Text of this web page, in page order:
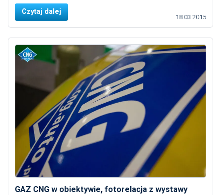
Czytaj dalej
18.03.2015
GAZ CNG w obiektywie, fotorelacja z wystawy